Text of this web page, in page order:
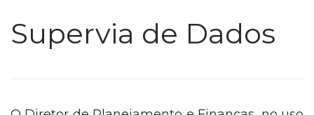
Supervia de Dados